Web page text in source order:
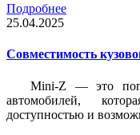
Подробнее
25.04.2025
Совместимость
Mini-Z — это
автомобилей,
доступностью и